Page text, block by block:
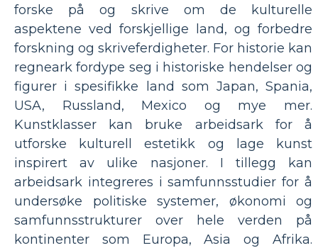
forske på og skrive om de kulturelle
aspektene ved forskjellige land, og forbedre
forskning og skriveferdigheter. For historie kan
regneark fordype seg i historiske hendelser og
figurer i spesifikke land som Japan, Spania,
USA, Russland, Mexico og mye mer.
Kunstklasser kan bruke arbeidsark for å
utforske kulturell estetikk og lage kunst
inspirert av ulike nasjoner. I tillegg kan
arbeidsark integreres i samfunnsstudier for å
undersøke politiske systemer, økonomi og
samfunnsstrukturer over hele verden på
kontinenter som Europa, Asia og Afrika.